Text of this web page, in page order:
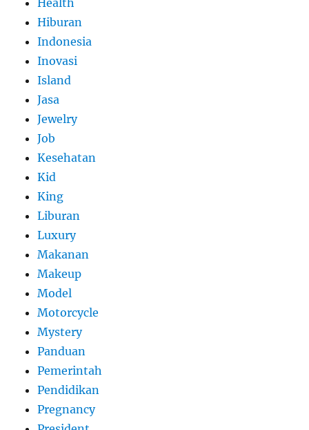
Health
Hiburan
Indonesia
Inovasi
Island
Jasa
Jewelry
Job
Kesehatan
Kid
King
Liburan
Luxury
Makanan
Makeup
Model
Motorcycle
Mystery
Panduan
Pemerintah
Pendidikan
Pregnancy